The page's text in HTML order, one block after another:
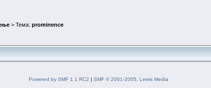
> Тема: prominence
Powered by SMF 1.1 RC2 | SMF © 2001-2005, Lewis Media